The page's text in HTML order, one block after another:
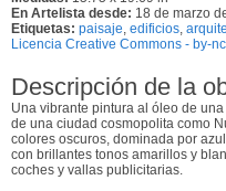
En Artelista desde: 18 de marzo
Etiquetas: paisaje edificios
Licencia Creative Commons - by-
Descripción de la
Una vibrante pintura al óleo de
de una ciudad cosmopolita como
colores oscuros, dominada por
con brillantes tonos amarillos y
coches y vallas publicitarias.